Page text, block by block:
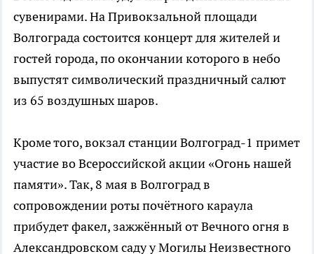
сувенирами. На Привокзальной площади
Волгограда состоится концерт для жителей и
гостей города, по окончании которого в небо
выпустят символический праздничный салют
из 65 воздушных шаров.
Кроме того, вокзал станции Волгоград-1 примет
участие во Всероссийской акции «Огонь нашей
памяти». Так, 8 мая в Волгоград в
сопровождении роты почётного караула
прибудет факел, зажжённый от Вечного огня в
Александровском саду у Могилы Неизвестного